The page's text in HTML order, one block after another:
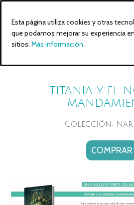
TITANIA Y EL
Colección:
COMPRAR
Esta página utiliza cookies y otras
que podamos mejorar su experiencia
sitios: Más información.